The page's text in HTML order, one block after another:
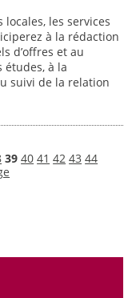
les services
à la rédaction
d’offres et au
études, à la
suivi de la relation
39 40 41 42 43 44